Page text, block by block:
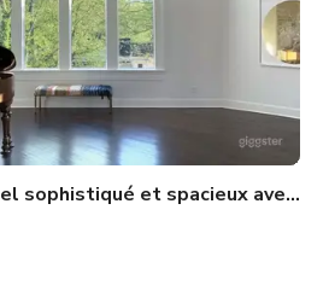
sophistiqué et spacieux avec bar